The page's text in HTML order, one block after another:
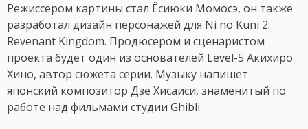
Режиссером картины стал Ёсиюки Момосэ, он также
разработал дизайн персонажей для Ni no Kuni 2:
Revenant Kingdom. Продюсером и сценаристом
проекта будет один из основателей Level-5 Акихиро
Хино, автор сюжета серии. Музыку напишет
японский композитор Дзё Хисаиси, знаменитый по
работе над фильмами студии Ghibli.